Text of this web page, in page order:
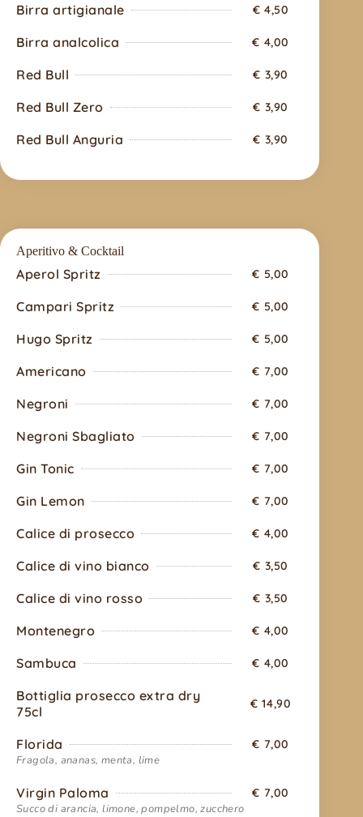
Birra artigianale € 4,50
Birra analcolica € 4,00
Red Bull € 3,90
Red Bull Zero € 3,90
Red Bull Anguria € 3,90
Aperitivo & Cocktail
Aperol Spritz € 5,00
Campari Spritz € 5,00
Hugo Spritz € 5,00
Americano € 7,00
Negroni € 7,00
Negroni Sbagliato € 7,00
Gin Tonic € 7,00
Gin Lemon € 7,00
Calice di prosecco € 4,00
Calice di vino bianco € 3,50
Calice di vino rosso € 3,50
Montenegro € 4,00
Sambuca € 4,00
Bottiglia prosecco extra dry
75cl
€ 14,90
Florida
€ 7,00
Fragola, ananas, menta, lime
Virgin Paloma
€ 7,00
Succo di arancia, limone, pompelmo, zucchero